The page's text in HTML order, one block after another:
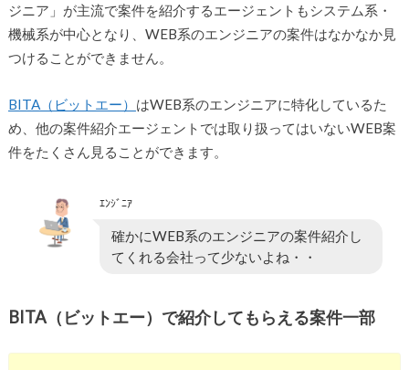
ジニア」が主流で案件を紹介するエージェントもシステム系・
機械系が中心となり、WEB系のエンジニアの案件はなかなか見
つけることができません。
BITA（ビットエー） はWEB系のエンジニアに特化しているた
め、他の案件紹介エージェントでは取り扱ってはいないWEB案
件をたくさん見ることができます。
ｴﾝｼﾞﾆｱ
確かにWEB系のエンジニアの案件紹介し
てくれる会社って少ないよね・・
BITA（ビットエー）で紹介してもらえる案件一部